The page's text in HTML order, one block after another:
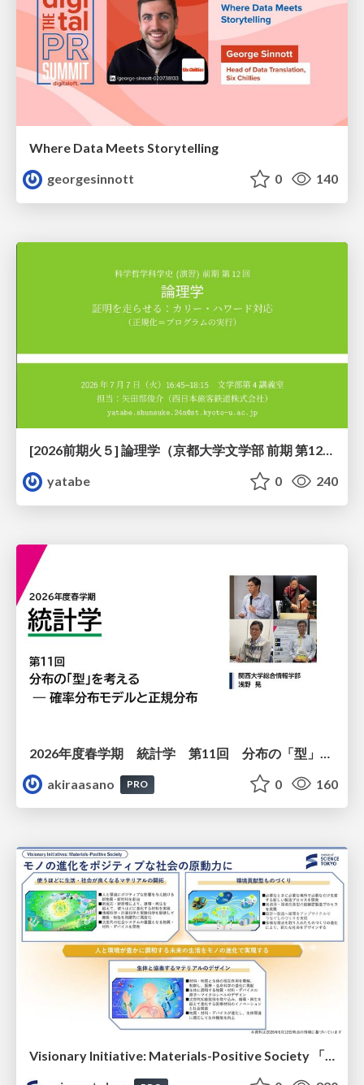
Where Data Meets Storytelling
georgesinnott
0 140
[2026前期火５] 論理学（京都大学文学部 前期 第12回）「証明を走らせる：カリー・ハワード対応」
yatabe
0 240
akiraasano
PRO 0 160
Visionary Initiative: Materials-Positive Society 「モノの進化をポジティブな社会の原動力に」｜Science Tokyo（東京科学大学）